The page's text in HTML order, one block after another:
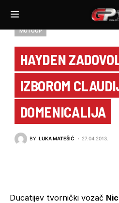
MOTOGP
HAYDEN
IZBOROM
DOMENICALIJA
BY LUKA MATEŠIĆ 27.04.2013.
Ducatijev tvornički vozač